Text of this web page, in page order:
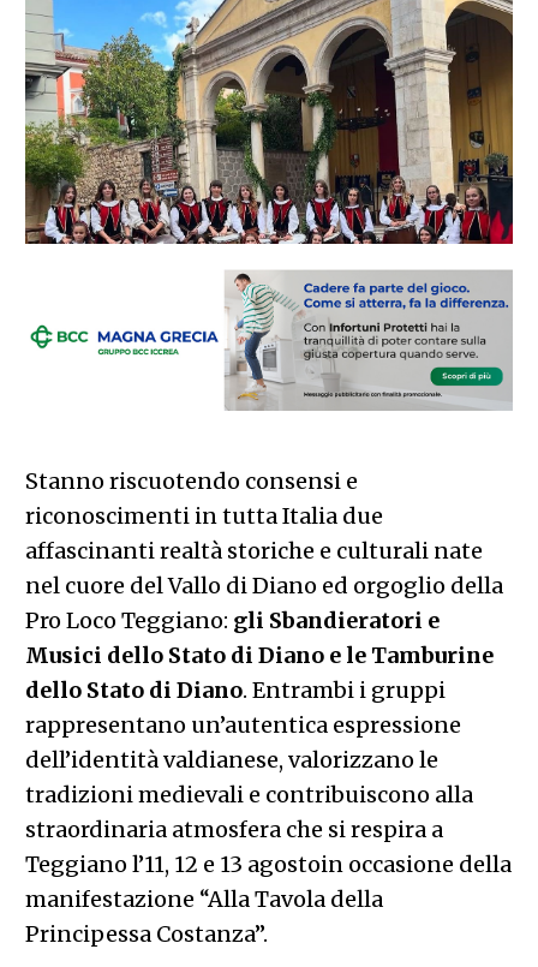
Stanno riscuotendo consensi e
riconoscimenti in tutta Italia due
affascinanti realtà storiche e culturali nate
nel cuore del Vallo di Diano ed orgoglio della
Pro Loco Teggiano: gli Sbandieratori e
Musici dello Stato di Diano e le Tamburine
dello Stato di Diano. Entrambi i gruppi
rappresentano un’autentica espressione
dell’identità valdianese, valorizzano le
tradizioni medievali e contribuiscono alla
straordinaria atmosfera che si respira a
Teggiano l’11, 12 e 13 agostoin occasione della
manifestazione “Alla Tavola della
Principessa Costanza”.